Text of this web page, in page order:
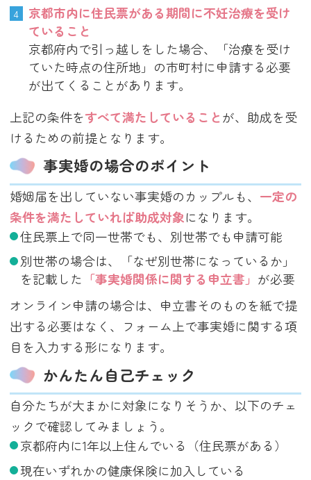
京都市内に住民票がある期間に不妊治療を受け
ていること
京都府内で引っ越しをした場合、「治療を受け
ていた時点の住所地」の市町村に申請する必要
が出てくることがあります。
上記の条件をすべて満たしていることが、助成を受
けるための前提となります。
事実婚の場合のポイント
婚姻届を出していない事実婚のカップルも、 一定の
条件を満たしていれば助成対象になります。
住民票上で同一世帯でも、別世帯でも申請可能
別世帯の場合は、「なぜ別世帯になっているか」
を記載した 「事実婚関係に関する申立書」 が必要
オンライン申請の場合は、申立書そのものを紙で提
出する必要はなく、フォーム上で事実婚に関する項
目を入力する形になります。
かんたん自己チェック
自分たちが大まかに対象になりそうか、以下のチェ
ックで確認してみましょう。
京都府内に1年以上住んでいる（住民票がある）
現在いずれかの健康保険に加入している